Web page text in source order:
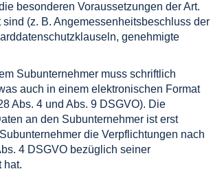
besonderen Voraussetzungen der Art.
sind (z. B. Angemessenheitsbeschluss der
genehmigte
Subunternehmer muss schriftlich
auch in einem elektronischen Format
Abs. 4 und Abs. 9 DSGVO). Die
an den Subunternehmer ist erst
die Verpflichtungen nach
4 DSGVO bezüglich seiner
hat.